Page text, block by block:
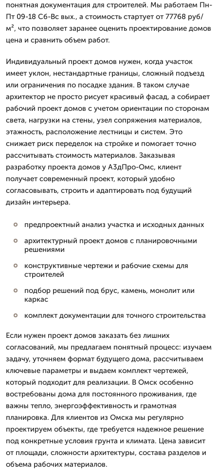
понятная документация для строителей. Мы работаем Пн-
Пт 09-18 Сб-Вс вых., а стоимость стартует от 77768 руб/
м², что позволяет заранее оценить проектирование домов
цена и сравнить объем работ.
Индивидуальный проект домов нужен, когда участок
имеет уклон, нестандартные границы, сложный подъезд
или ограничения по посадке здания. В таком случае
архитектор не просто рисует красивый фасад, а собирает
рабочий проект домов с учетом ориентации по сторонам
света, нагрузки на стены, узел сопряжения материалов,
этажность, расположение лестницы и систем. Это
снижает риск переделок на стройке и помогает точно
рассчитывать стоимость материалов. Заказывая
разработку проекта домов у А3дПро-Омс, клиент
получает современный проект, который удобно
согласовывать, строить и адаптировать под будущий
дизайн интерьера.
предпроектный анализ участка и исходных данных
архитектурный проект домов с планировочными
решениями
конструктивные чертежи и рабочие схемы для
строителей
подбор решений под брус, камень, монолит или
каркас
комплект документации для точного строительства
Если нужен проект домов заказать без лишних
согласований, мы предлагаем понятный процесс: изучаем
задачу, уточняем формат будущего дома, рассчитываем
ключевые параметры и выдаем комплект чертежей,
который подходит для реализации. В Омск особенно
востребованы дома для постоянного проживания, где
важны тепло, энергоэффективность и грамотная
планировка. Для клиентов из Омска мы регулярно
проектируем объекты, где требуется надежное решение
под конкретные условия грунта и климата. Цена зависит
от площади, сложности архитектуры, состава разделов и
объема рабочих материалов.